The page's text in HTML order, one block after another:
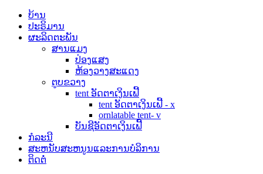
ບ້ານ
ປະຣິມານ
ຜະລິດຕະພັນ
ສານແມງ
ປ່ອງແສງ
ຫ້ອງວາງສະແດງ
ຕູບຂວາງ
tent ອັດຕາເງິນເຟີ້
tent ອັດຕາເງິນເຟີ້ - x
ornlatable tent- v
ບັນຊີອັດຕາເງິນເຟີ້
ກໍລະນີ
ສະຫນັບສະຫນູນແລະການບໍລິການ
ຕິດຕໍ່